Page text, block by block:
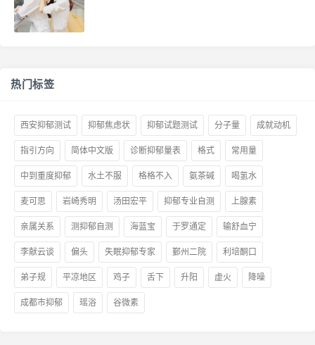
热门标签
西安抑郁测试 抑郁焦虑状 抑郁试题测试 分子量 成就动机
指引方向 简体中文版 诊断抑郁量表 格式 常用量
中到重度抑郁 水土不服 格格不入 氨茶碱 喝氢水
麦可思 岩崎秀明 汤田宏平 抑郁专业自测 上腺素
亲属关系 测抑郁自测 海蓝宝 于罗通定 输舒血宁
李献云谈 偏头 失眠抑郁专家 鄞州二院 利培酮口
弟子规 平凉地区 鸡子 舌下 升阳 虚火 降噪
成都市抑郁 瑶浴 谷微素